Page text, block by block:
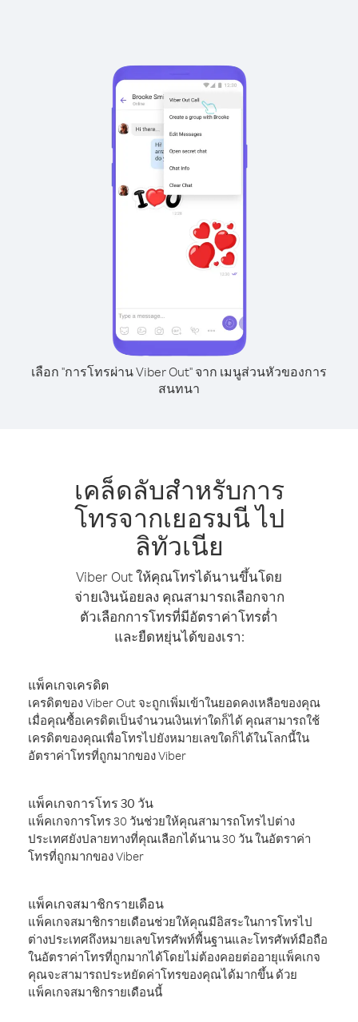
เลือก "การโทรผ่าน Viber Out" จาก เมนูส่วนหัวของการ
สนทนา
เคล็ดลับสำหรับการ
โทรจากเยอรมนี ไป
ลิทัวเนีย
Viber Out ให้คุณโทรได้นานขึ้นโดย
จ่ายเงินน้อยลง คุณสามารถเลือกจาก
ตัวเลือกการโทรที่มีอัตราค่าโทรต่ำ
และยืดหยุ่นได้ของเรา:
แพ็คเกจเครดิต
เครดิตของ Viber Out จะถูกเพิ่มเข้าในยอดคงเหลือของคุณ
เมื่อคุณซื้อเครดิตเป็นจำนวนเงินเท่าใดก็ได้ คุณสามารถใช้
เครดิตของคุณเพื่อโทรไปยังหมายเลขใดก็ได้ในโลกนี้ใน
อัตราค่าโทรที่ถูกมากของ Viber
แพ็คเกจการโทร 30 วัน
แพ็คเกจการโทร 30 วันช่วยให้คุณสามารถโทรไปต่าง
ประเทศยังปลายทางที่คุณเลือกได้นาน 30 วัน ในอัตราค่า
โทรที่ถูกมากของ Viber
แพ็คเกจสมาชิกรายเดือน
แพ็คเกจสมาชิกรายเดือนช่วยให้คุณมีอิสระในการโทรไป
ต่างประเทศถึงหมายเลขโทรศัพท์พื้นฐานและโทรศัพท์มือถือ
ในอัตราค่าโทรที่ถูกมากได้โดยไม่ต้องคอยต่ออายุแพ็คเกจ
คุณจะสามารถประหยัดค่าโทรของคุณได้มากขึ้น ด้วย
แพ็คเกจสมาชิกรายเดือนนี้